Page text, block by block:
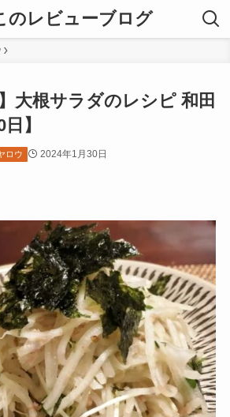
のレビューブログ
大根サラダのレシピ 和田
】
ロウ 2024年1月30日